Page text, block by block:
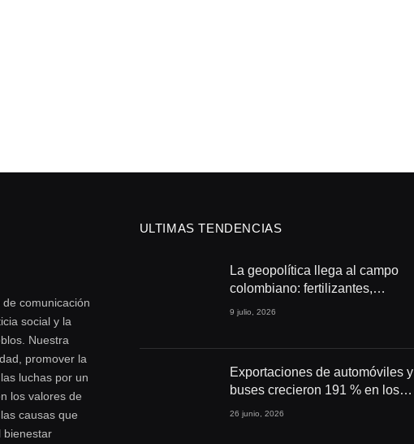
comunicación
social y la
Nuestra
promover la
luchas por un
los valores de
causas que
bienestar
ULTIMAS TENDENCIAS
La geopolítica llega al campo
colombiano: fertilizantes,
conflictos y seguridad
9 julio, 2026
Exportaciones de automóviles y
buses crecieron 191 % en los
primeros cuatro meses de 2026
26 junio, 2026